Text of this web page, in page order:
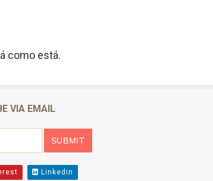
como está.
VIA EMAIL
Linkedin